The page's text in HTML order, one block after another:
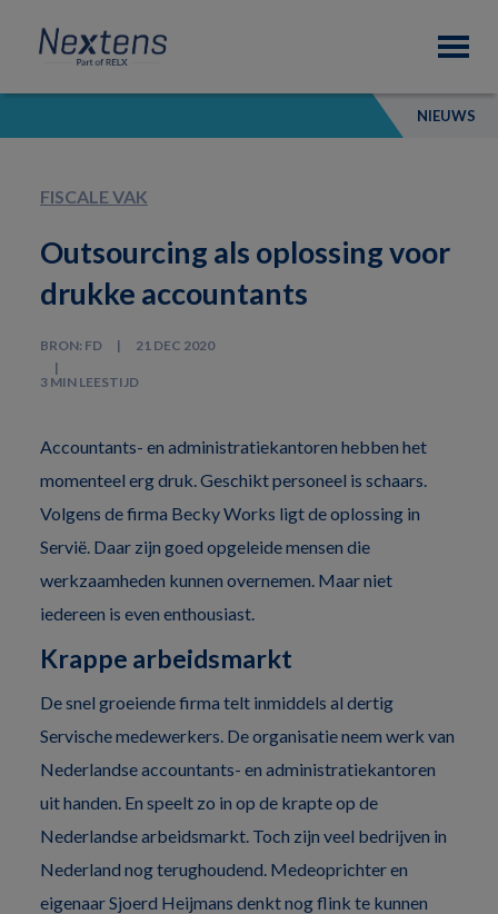
primary
navigation
content
footer
Nextens
Fiscaal
partner
van
NIEUWS
FISCALE VAK
Outsourcing als oplossing voor
drukke accountants
BRON: FD 21 DEC 2020
3 MIN LEESTIJD
Accountants- en administratiekantoren hebben het
momenteel erg druk. Geschikt personeel is schaars.
Volgens de firma Becky Works ligt de oplossing in
Servië. Daar zijn goed opgeleide mensen die
werkzaamheden kunnen overnemen. Maar niet
iedereen is even enthousiast.
Krappe arbeidsmarkt
De snel groeiende firma telt inmiddels al dertig
Servische medewerkers. De organisatie neem werk van
Nederlandse accountants- en administratiekantoren
uit handen. En speelt zo in op de krapte op de
Nederlandse arbeidsmarkt. Toch zijn veel bedrijven in
Nederland nog terughoudend. Medeoprichter en
eigenaar Sjoerd Heijmans denkt nog flink te kunnen